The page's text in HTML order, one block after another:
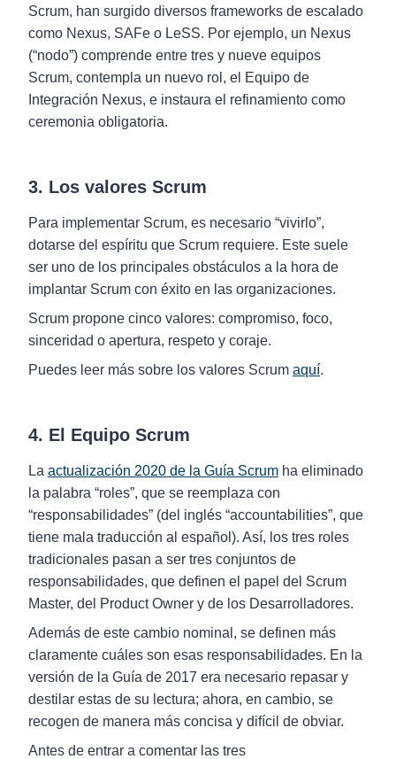
Scrum, han surgido diversos frameworks de escalado
como Nexus, SAFe o LeSS. Por ejemplo, un Nexus
(“nodo”) comprende entre tres y nueve equipos
Scrum, contempla un nuevo rol, el Equipo de
Integración Nexus, e instaura el refinamiento como
ceremonia obligatoria.
3. Los valores Scrum
Para implementar Scrum, es necesario “vivirlo”,
dotarse del espíritu que Scrum requiere. Este suele
ser uno de los principales obstáculos a la hora de
implantar Scrum con éxito en las organizaciones.
Scrum propone cinco valores: compromiso, foco,
sinceridad o apertura, respeto y coraje.
Puedes leer más sobre los valores Scrum aquí.
4. El Equipo Scrum
La actualización 2020 de la Guía Scrum ha eliminado
la palabra “roles”, que se reemplaza con
“responsabilidades” (del inglés “accountabilities”, que
tiene mala traducción al español). Así, los tres roles
tradicionales pasan a ser tres conjuntos de
responsabilidades, que definen el papel del Scrum
Master, del Product Owner y de los Desarrolladores.
Además de este cambio nominal, se definen más
claramente cuáles son esas responsabilidades. En la
versión de la Guía de 2017 era necesario repasar y
destilar estas de su lectura; ahora, en cambio, se
recogen de manera más concisa y difícil de obviar.
Antes de entrar a comentar las tres